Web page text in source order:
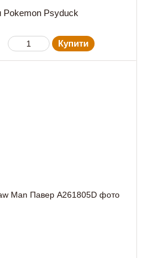
Pokemon Psyduck
Купити